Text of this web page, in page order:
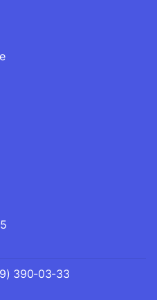
390-03-33